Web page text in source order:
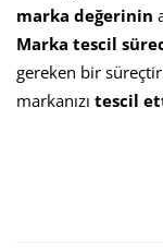
marka değerinin
Marka tescil
gereken bir
markanızı tescil